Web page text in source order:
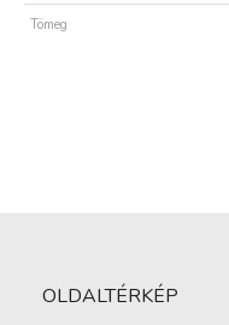
Tömeg
OLDALTÉRKÉP